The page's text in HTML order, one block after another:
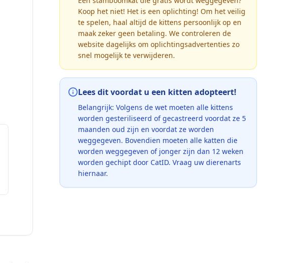
Koop het niet! Het is een oplichting! Om het veilig
te spelen, haal altijd de kittens persoonlijk op en
maak zeker geen betaling. We controleren de
website dagelijks om oplichtingsadvertenties zo
snel mogelijk te verwijderen.
Lees dit voordat u een kitten adopteert!
Belangrijk: Volgens de wet moeten alle kittens
worden gesteriliseerd of gecastreerd voordat ze 5
maanden oud zijn en voordat ze worden
weggegeven. Bovendien moeten alle katten die
worden weggegeven of jonger zijn dan 12 weken
worden gechipt door CatID. Vraag uw dierenarts
hiernaar.